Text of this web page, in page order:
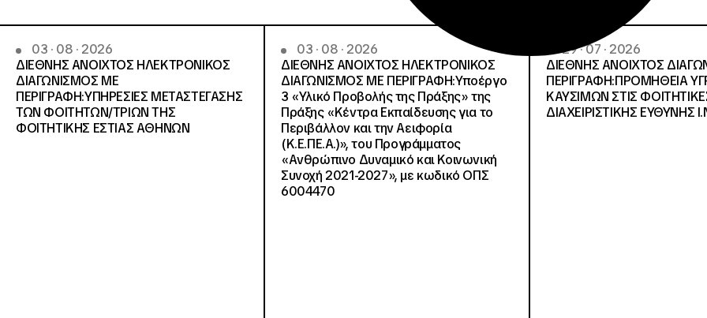
03 · 08 · 2026
ΔΙΕΘΝΗΣ ΑΝΟΙΧΤΟΣ ΗΛΕΚΤΡΟΝΙΚΟΣ
ΔΙΑΓΩΝΙΣΜΟΣ ΜΕ
ΠΕΡΙΓΡΑΦΗ:ΥΠΗΡΕΣΙΕΣ METAΣΤΕΓΑΣΗΣ
ΤΩΝ ΦΟΙΤΗΤΩΝ/ΤΡΙΩΝ ΤΗΣ
ΦΟΙΤΗΤΙΚΗΣ ΕΣΤΙΑΣ ΑΘΗΝΩΝ
03 · 08 · 2026
ΔΙΕΘΝΗΣ ΑΝΟΙΧΤΟΣ ΗΛΕΚΤΡΟΝΙΚΟΣ
ΔΙΑΓΩΝΙΣΜΟΣ ΜΕ ΠΕΡΙΓΡΑΦΗ:Υποέργο
3 «Υλικό Προβολής της Πράξης» της
Πράξης «Κέντρα Εκπαίδευσης για το
Περιβάλλον και την Αειφορία
(Κ.Ε.ΠΕ.Α.)», του Προγράμματος
«Ανθρώπινο Δυναμικό και Κοινωνική
Συνοχή 2021-2027», με κωδικό ΟΠΣ
6004470
29 · 07 · 2026
ΔΙΕΘΝΗΣ ΑΝΟΙΧΤΟΣ
ΠΕΡΙΓΡΑΦΗ:ΠΡΟΜΗΘΕΙΑ
ΚΑΥΣΙΜΩΝ ΣΤΙΣ
ΔΙΑΧΕΙΡΙΣΤΙΚΗΣ ΕΥΘΥΝΗΣ